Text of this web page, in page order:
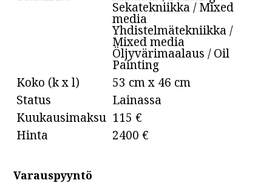
Sekatekniikka / Mixed
media
Yhdistelmätekniikka /
Mixed media
Öljyvärimaalaus / Oil
Painting
Koko (k x l)
53 cm x 46 cm
Status
Lainassa
Kuukausimaksu 115 €
Hinta
2400 €
Varauspyyntö